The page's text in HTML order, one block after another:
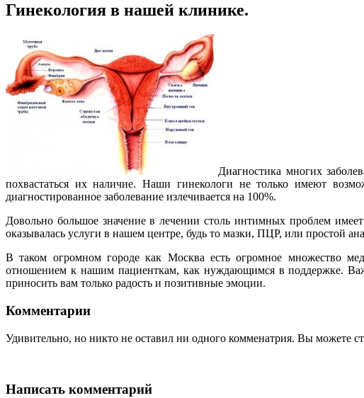
Гинекология в нашей клинике.
Диагностика многих
похвастаться их наличие. Наши гинекологи не только имеют
диагностированное заболевание излечивается на 100%.
Довольно большое значение в лечении столь интимных проблем
оказывалась услуги в нашем центре, будь то мазки, ПЦР, или простой
В таком огромном городе как Москва есть огромное множество
отношением к нашим пациенткам, как нуждающимся в поддержке.
приносить вам только радость и позитивные эмоции.
Комментарии
Удивительно, но никто не оставил ни одного комменатрия. Вы можете
Написать комментарий